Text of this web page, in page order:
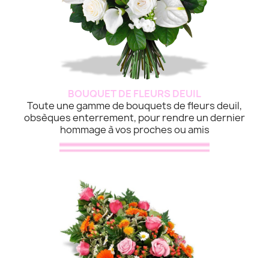
BOUQUET DE FLEURS DEUIL
Toute une gamme de bouquets de fleurs deuil,
obsèques enterrement, pour rendre un dernier
hommage à vos proches ou amis